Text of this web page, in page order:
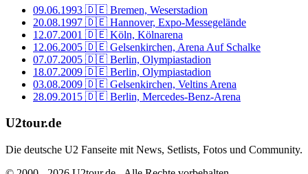
09.06.1993 🇩🇪 Bremen, Weserstadion
20.08.1997 🇩🇪 Hannover, Expo-Messegelände
12.07.2001 🇩🇪 Köln, Kölnarena
12.06.2005 🇩🇪 Gelsenkirchen, Arena Auf Schalke
07.07.2005 🇩🇪 Berlin, Olympiastadion
18.07.2009 🇩🇪 Berlin, Olympiastadion
03.08.2009 🇩🇪 Gelsenkirchen, Veltins Arena
28.09.2015 🇩🇪 Berlin, Mercedes-Benz-Arena
U2tour.de
Die deutsche U2 Fanseite mit News, Setlists, Fotos und Community.